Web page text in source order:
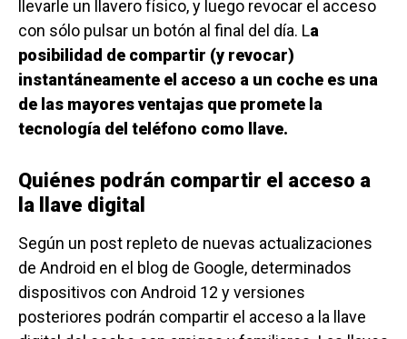
llevarle un llavero físico, y luego revocar el acceso
con sólo pulsar un botón al final del día. La
posibilidad de compartir (y revocar)
instantáneamente el acceso a un coche es una
de las mayores ventajas que promete la
tecnología del teléfono como llave.
Quiénes podrán compartir el acceso a
la llave digital
Según un post repleto de nuevas actualizaciones
de Android en el blog de Google, determinados
dispositivos con Android 12 y versiones
posteriores podrán compartir el acceso a la llave